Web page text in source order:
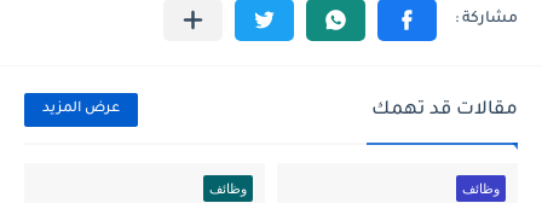
مقالات قد تهمك عرض المزيد
وظائف وظائف